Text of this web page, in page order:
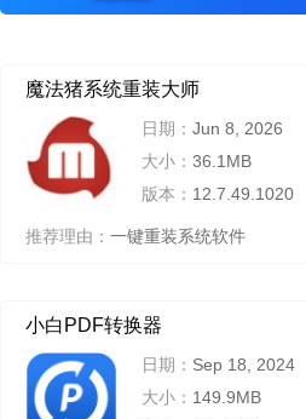
魔法猪系统重装大师
日期： Jun 8, 2026
大小： 36.1MB
版本： 12.7.49.1020
推荐理由： 一键重装系统软件
小白PDF转换器
日期： Sep 18, 2024
大小： 149.9MB